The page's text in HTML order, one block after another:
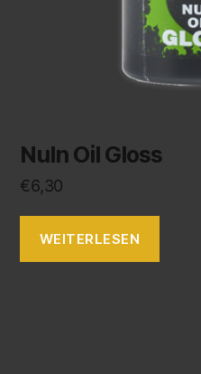
Nuln Oil Gloss
€6,30
WEITERLESEN